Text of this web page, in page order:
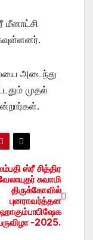
மீனாட்சி
அடைந்து
முதல்
ஸ்ரீ சித்திர
சுவாமி
திருக்கோவில்
புனராவர்த்தன
-2025.